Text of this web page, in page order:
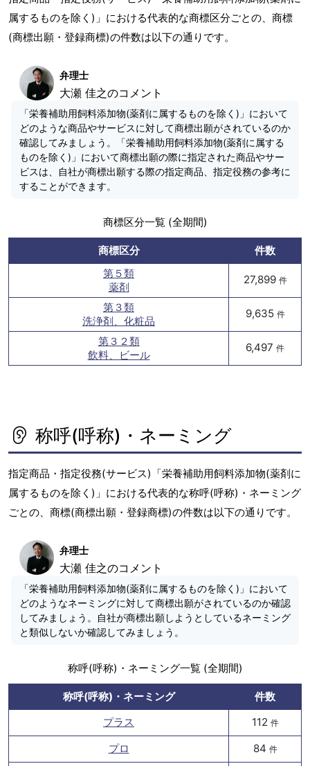
属するものを除く)」における代表的な商標区分ごとの、商標
(商標出願・登録商標)の件数は以下の通りです。
弁理士
大瀬 佳之のコメント
「栄養補助用飼料添加物(薬剤に属するものを除く)」において
どのような商品やサービスに対して商標出願がされているのか
確認してみましょう。「栄養補助用飼料添加物(薬剤に属する
ものを除く)」において商標出願の際に指定された商品やサー
ビスは、自社が商標出願する際の指定商品、指定役務の参考に
することができます。
商標区分一覧 (全期間)
商標区分
件数
第５類
薬剤
27,899 件
第３類
洗浄剤、化粧品
9,635 件
第３２類
飲料、ビール
6,497 件
称呼(呼称)・ネーミング
指定商品・指定役務(サービス)「栄養補助用飼料添加物(薬剤に
属するものを除く)」における代表的な称呼(呼称)・ネーミング
ごとの、商標(商標出願・登録商標)の件数は以下の通りです。
弁理士
大瀬 佳之のコメント
「栄養補助用飼料添加物(薬剤に属するものを除く)」において
どのようなネーミングに対して商標出願がされているのか確認
してみましょう。自社が商標出願しようとしているネーミング
と類似しないか確認してみましょう。
称呼(呼称)・ネーミング一覧 (全期間)
称呼(呼称)・ネーミング
件数
プラス
112 件
プロ 84 件